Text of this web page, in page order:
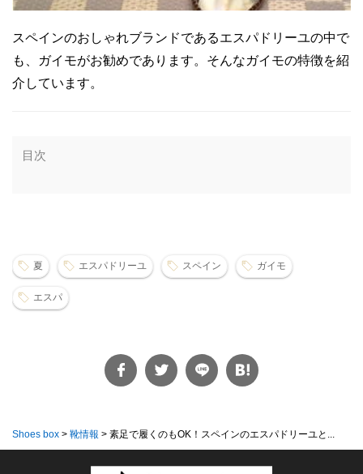
スペインのおしゃれブランドであるエスパドリーユの中で
も、ガイモがお勧めであります。そんなガイモの特徴を紹
介しています。
目次
夏 エスパドリーユ スペイン ガイモ
エスパ
Shoes box > 靴情報 > 素足で履くのもOK！スペインのエスパドリーユと...